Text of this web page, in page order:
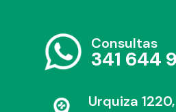
Consultas
341 644
Urquiza